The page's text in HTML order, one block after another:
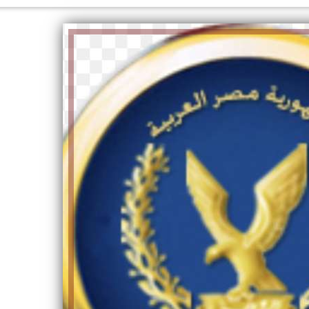
إلهام شرشر تكتب: دي مبقتش كورة..
الكاتبة إلهام شرشر تهنئ الرئيس
السيسي بعيد ميلاده وتُشيد بجهوده
في بناء الدولة